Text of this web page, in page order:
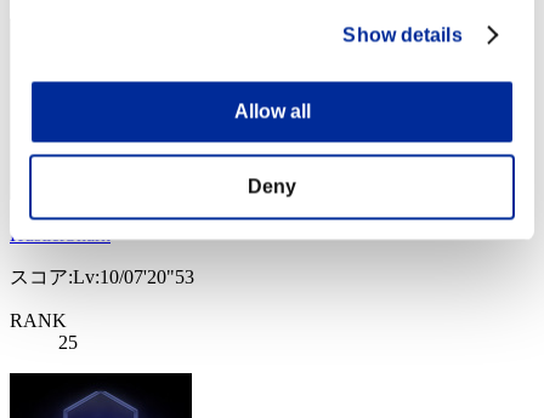
Show details
Allow all
Deny
HustlerShark
スコア:Lv:10/07'20"53
RANK
25